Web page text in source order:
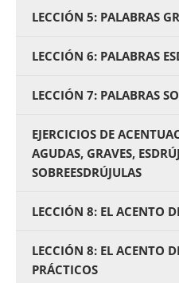
LECCIÓN 5: PALABRAS
LECCIÓN 6: PALABRAS
LECCIÓN 7: PALABRAS
EJERCICIOS DE
AGUDAS, GRAVES,
SOBREESDRÚJULAS
LECCIÓN 8: EL ACENTO
LECCIÓN 8: EL ACENTO
PRÁCTICOS